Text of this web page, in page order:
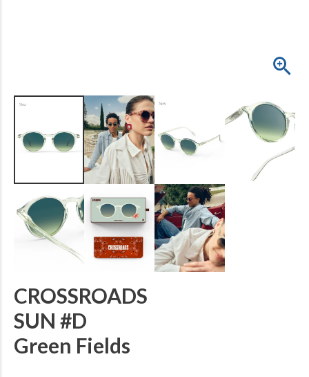
CROSSROADS
SUN #D
Green Fields